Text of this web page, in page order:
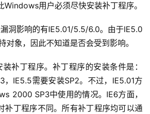
Windows用户必须尽快安装补丁程序。
响的有IE5.01/5.5/6.0。由于IE5.0
对象，因此不知道是否会受到影响。
程序。补丁程序的安装条件是：
，IE5.5需要安装SP2。不过，IE5.01方
2000 SP3中使用的情况。IE6方面，
补丁程序不同。所有补丁程序均可以通